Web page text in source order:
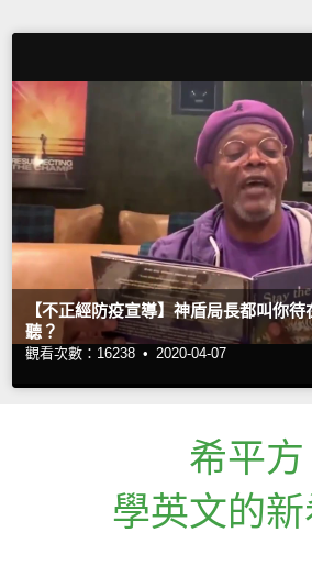
【不正經防疫宣導】神盾局長都叫你
聽？
觀看次數：16238 • 2020-04-07
希平方
學英文的